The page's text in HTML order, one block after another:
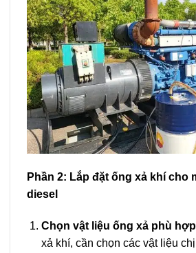
Phần 2: Lắp đặt ống xả khí cho
diesel
Chọn vật liệu ống xả phù hợp
xả khí, cần chọn các vật liệu